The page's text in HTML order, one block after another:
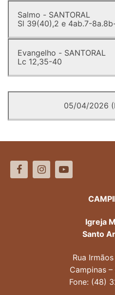
Salmo - SANTORAL
Sl 39(40),2 e 4ab.7-
Evangelho - SANTORAL
Lc 12,35-40
05/04/2026
Igreja
Santo
Rua
Campinas
Fone: (48)